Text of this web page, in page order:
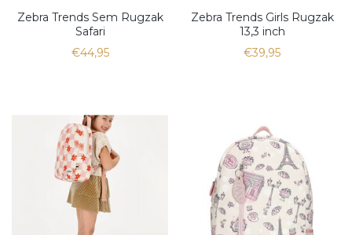
Zebra Trends Sem Rugzak
Safari
€44,95
Zebra Trends Girls Rugzak
13,3 inch
€39,95